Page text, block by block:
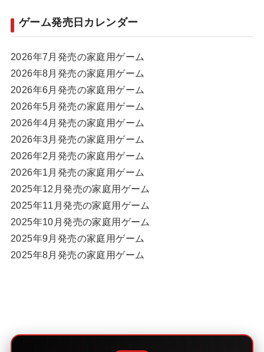
ゲーム発売日カレンダー
2026年7月発売の家庭用ゲーム
2026年8月発売の家庭用ゲーム
2026年6月発売の家庭用ゲーム
2026年5月発売の家庭用ゲーム
2026年4月発売の家庭用ゲーム
2026年3月発売の家庭用ゲーム
2026年2月発売の家庭用ゲーム
2026年1月発売の家庭用ゲーム
2025年12月発売の家庭用ゲーム
2025年11月発売の家庭用ゲーム
2025年10月発売の家庭用ゲーム
2025年9月発売の家庭用ゲーム
2025年8月発売の家庭用ゲーム